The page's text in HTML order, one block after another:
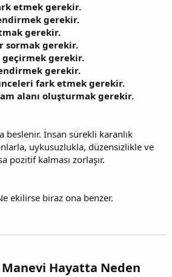
etmek gerekir.
gerekir.
gerekir.
sormak gerekir.
gerekir.
gerekir.
fark etmek gerekir.
alanı oluşturmak gerekir.
beslenir. İnsan sürekli karanlık
uykusuzlukla, düzensizlikle ve
pozitif kalması zorlaşır.
ekilirse biraz ona benzer.
Hayatta Neden